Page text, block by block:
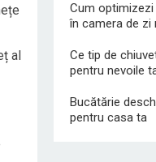
al
Cum optimizezi
în camera de zi
Ce tip de
pentru nevoile
Bucătărie
pentru casa ta